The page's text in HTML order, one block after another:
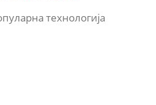
технологија